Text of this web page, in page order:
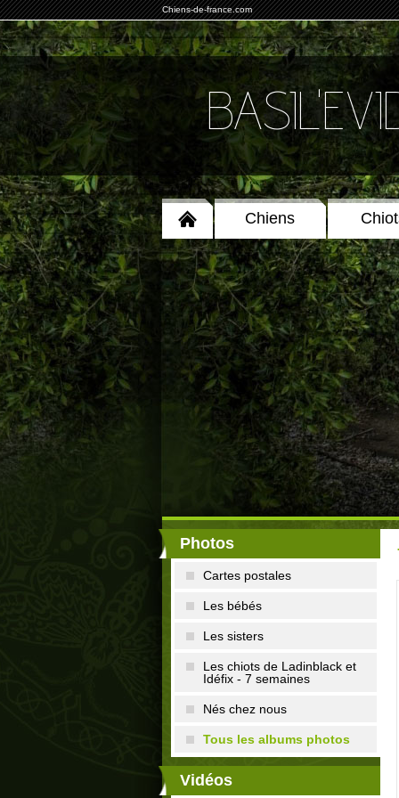
Chiens-de-france.com
Chiens
Photos
Cartes postales
Les bébés
Les sisters
Les chiots de Ladinblack et
Idéfix - 7 semaines
Nés chez nous
Tous les albums photos
Vidéos